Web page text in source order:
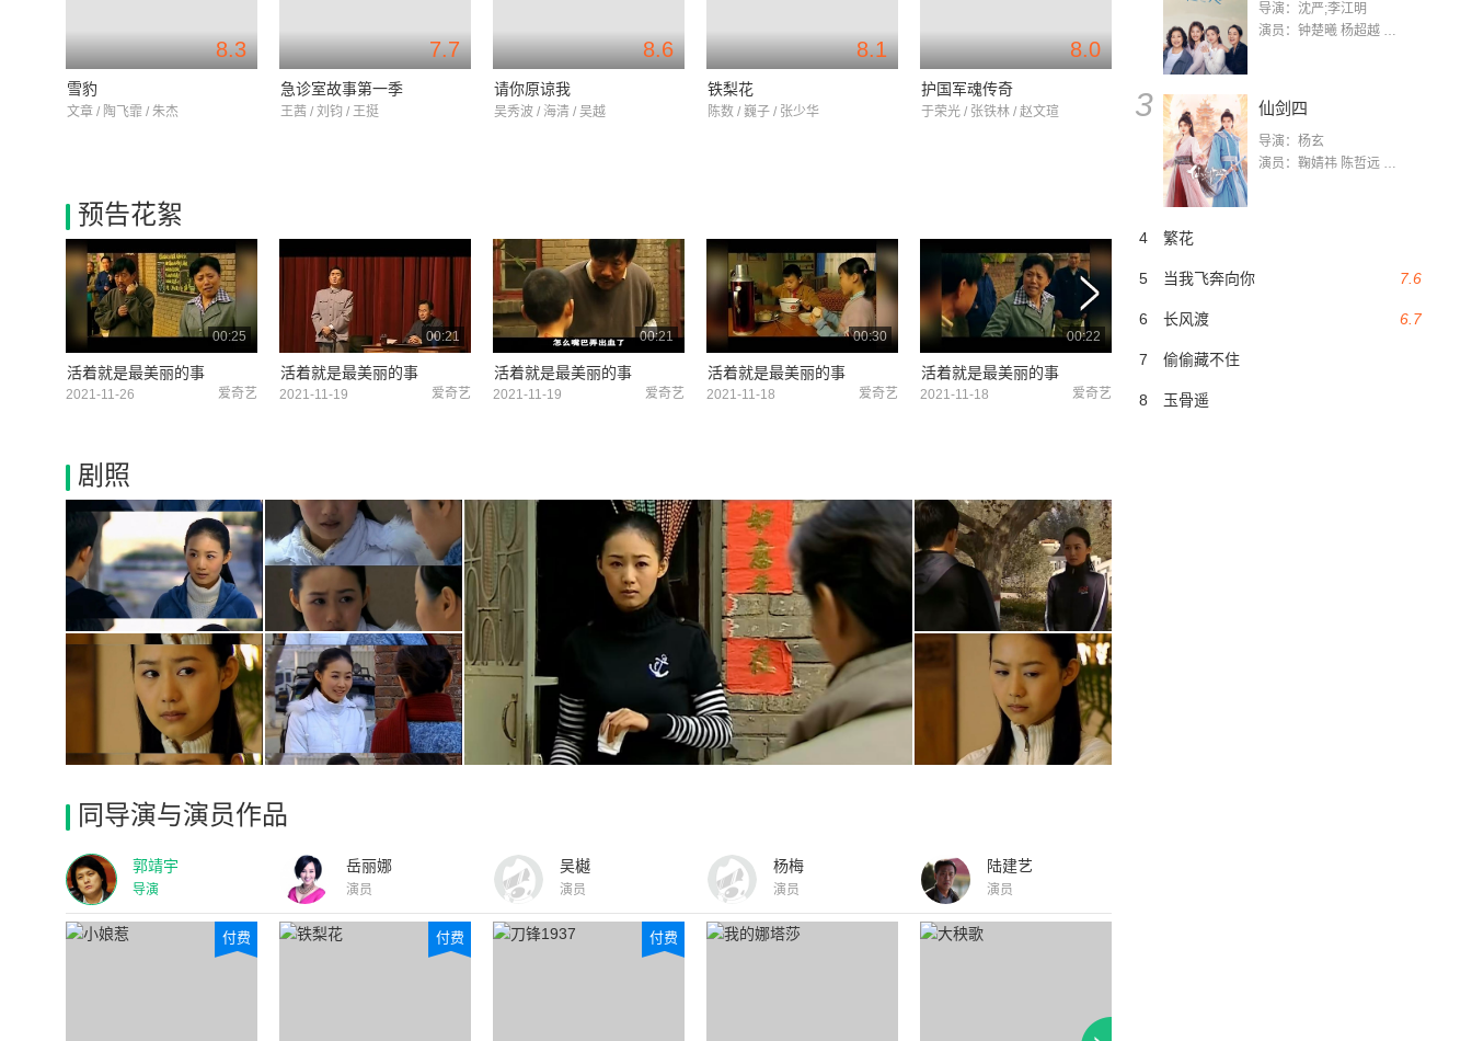
导演：沈严;李江明
演员：钟楚曦 杨超越 许娣 陈小艺 侯雯元 宋洋 王宥钧 李添诺
3 仙剑四
导演：杨玄
演员：鞠婧祎 陈哲远 茅子俊 毛晓慧 王媛可 张志浩 林枫松 张帆（演员）
4 繁花
7.6
5 当我飞奔向你
6.7
6 长风渡
7 偷偷藏不住
8 玉骨遥
8.3
雪豹
文章 / 陶飞霏 / 朱杰
7.7
急诊室故事第一季
王茜 / 刘钧 / 王挺
8.6
请你原谅我
吴秀波 / 海清 / 吴越
8.1
铁梨花
陈数 / 巍子 / 张少华
8.0
护国军魂传奇
于荣光 / 张铁林 / 赵文瑄
预告花絮
00:25
活着就是最美丽的事
2021-11-26 爱奇艺
00:21
活着就是最美丽的事
2021-11-19 爱奇艺
00:21
活着就是最美丽的事
2021-11-19 爱奇艺
00:30
活着就是最美丽的事
2021-11-18 爱奇艺
00:22
活着就是最美丽的事
2021-11-18 爱奇艺
活着就是最美丽的事
2021-11-18
剧照
同导演与演员作品
郭靖宇
导演
岳丽娜
演员
吴樾
演员
杨梅
演员
陆建艺
演员
付费 付费 付费